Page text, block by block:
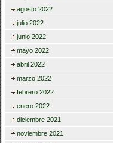
agosto 2022
julio 2022
junio 2022
mayo 2022
abril 2022
marzo 2022
febrero 2022
enero 2022
diciembre 2021
noviembre 2021